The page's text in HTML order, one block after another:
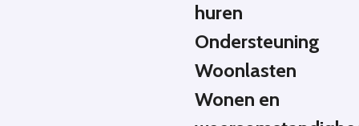
huren
Ondersteuning
Woonlasten
Wonen en